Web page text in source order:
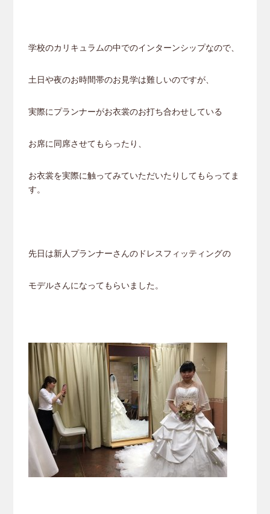
学校のカリキュラムの中でのインターンシップなので、
土日や夜のお時間帯のお見学は難しいのですが、
実際にプランナーがお衣裳のお打ち合わせしている
お席に同席させてもらったり、
お衣裳を実際に触ってみていただいたりしてもらってま
す。
先日は新人プランナーさんのドレスフィッティングの
モデルさんになってもらいました。